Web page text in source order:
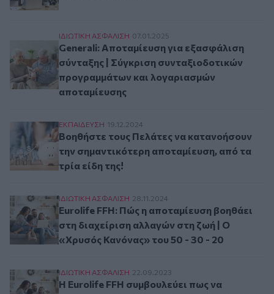
Generali: Αποταμίευση για εξασφάλιση
ΙΔΙΩΤΙΚΗ ΑΣΦAΛΙΣΗ 07.01.2025
Generali: Αποταμίευση για εξασφάλιση
σύνταξης | Σύγκριση συνταξιοδοτικών
προγραμμάτων και λογαριασμών
αποταμίευσης
Βοηθήστε τους Πελάτες να κατανοήσουν την
ΕΚΠΑΙΔΕΥΣΗ 19.12.2024
Βοηθήστε τους Πελάτες να κατανοήσουν
την σημαντικότερη αποταμίευση, από τα
τρία είδη της!
Eurolife FFH: Πώς η αποταμίευση βοηθάει στη
ΙΔΙΩΤΙΚΗ ΑΣΦAΛΙΣΗ 28.11.2024
Eurolife FFH: Πώς η αποταμίευση βοηθάει
στη διαχείριση αλλαγών στη ζωή | Ο
«Χρυσός Κανόνας» του 50 - 30 - 20
Η Eurolife FFH συμβουλεύει πως να
ΙΔΙΩΤΙΚΗ ΑΣΦAΛΙΣΗ 22.09.2023
Η Eurolife FFH συμβουλεύει πως να